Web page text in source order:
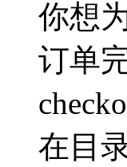
你想
订单
在目